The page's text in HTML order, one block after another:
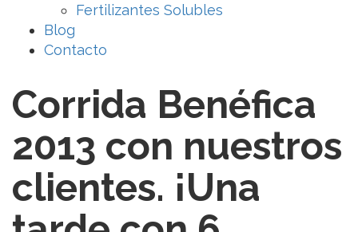
Fertilizantes Solubles
Blog
Contacto
Corrida Benéfica
2013 con nuestros
clientes. ¡Una